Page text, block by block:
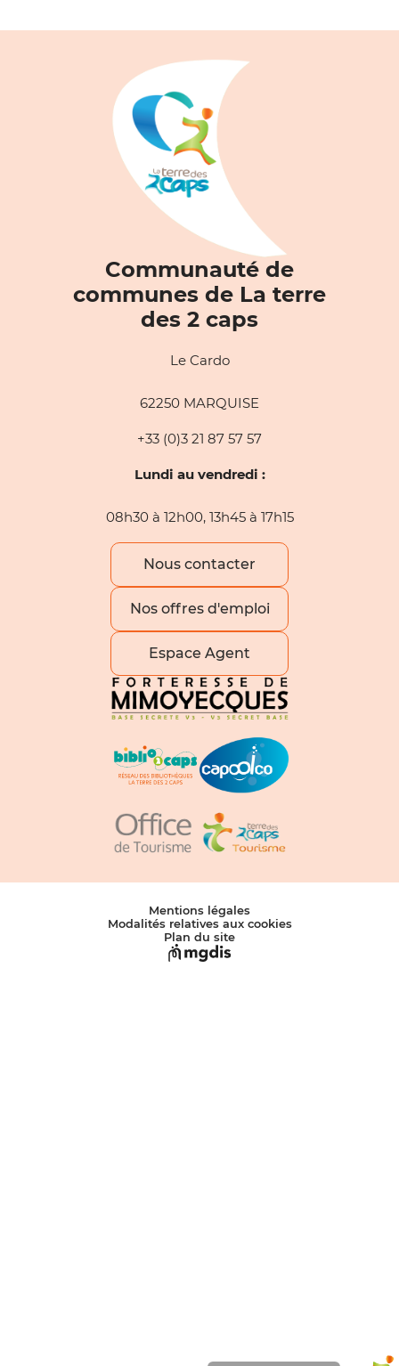
Communauté de
communes de La terre
des 2 caps
Le Cardo
62250 MARQUISE
+33 (0)3 21 87 57 57
Lundi au vendredi :
08h30 à 12h00, 13h45 à 17h15
Nous contacter
Nos offres d'emploi
Espace Agent
Mentions légales
Modalités relatives aux cookies
Plan du site